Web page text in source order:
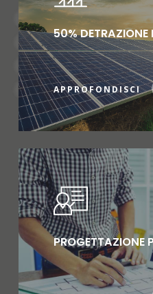
50%
APPROFONDISCI
PROGETTAZIONE